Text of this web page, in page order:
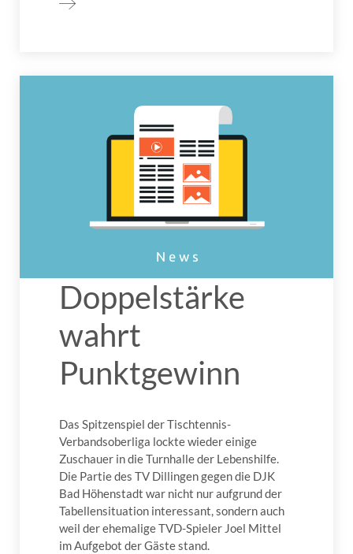
Doppelstärke
wahrt
Punktgewinn
Das Spitzenspiel der Tischtennis-
Verbandsoberliga lockte wieder einige
Zuschauer in die Turnhalle der Lebenshilfe.
Die Partie des TV Dillingen gegen die DJK
Bad Höhenstadt war nicht nur aufgrund der
Tabellensituation interessant, sondern auch
weil der ehemalige TVD-Spieler Joel Mittel
im Aufgebot der Gäste stand.